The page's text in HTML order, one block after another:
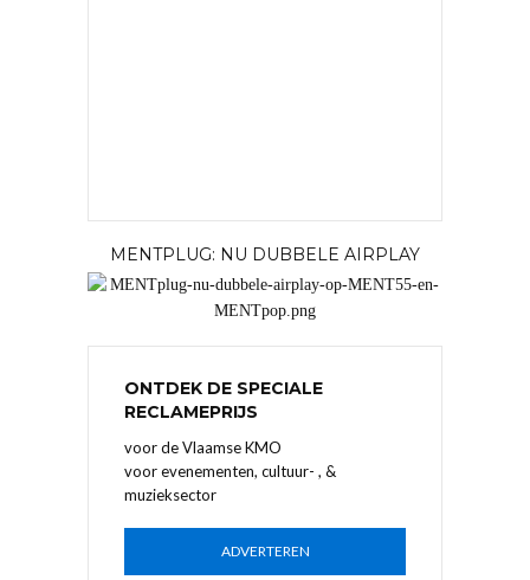
MENTPLUG: NU DUBBELE AIRPLAY
ONTDEK DE SPECIALE
RECLAMEPRIJS
voor de Vlaamse KMO
voor evenementen, cultuur- , &
muzieksector
ADVERTEREN